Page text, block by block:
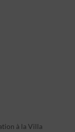
à la Villa